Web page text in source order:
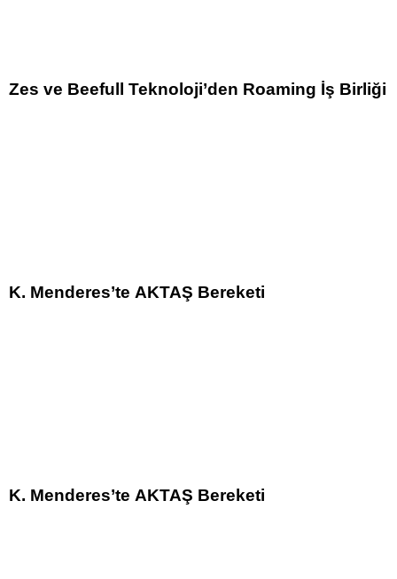
Zes ve Beefull Teknoloji’den Roaming İş Birliği
K. Menderes’te AKTAŞ Bereketi
K. Menderes’te AKTAŞ Bereketi